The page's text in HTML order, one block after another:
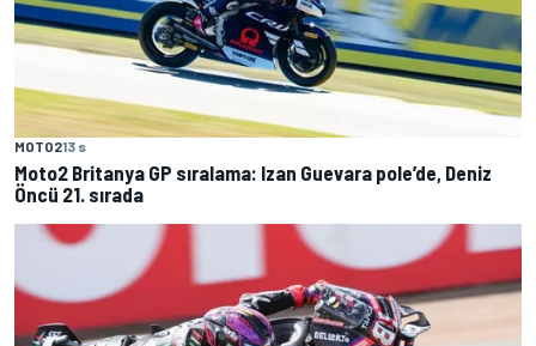
MOTO213 s
Moto2 Britanya GP sıralama: Izan Guevara pole’de, Deniz
Öncü 21. sırada